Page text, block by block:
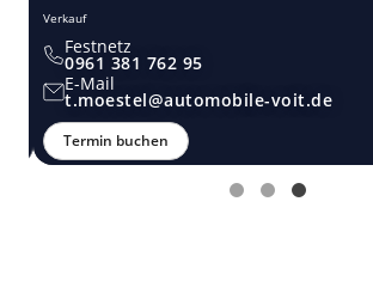
Verkauf
Festnetz
0961 381 762 95
E-Mail
t.moestel@automobile-voit.de
Termin buchen